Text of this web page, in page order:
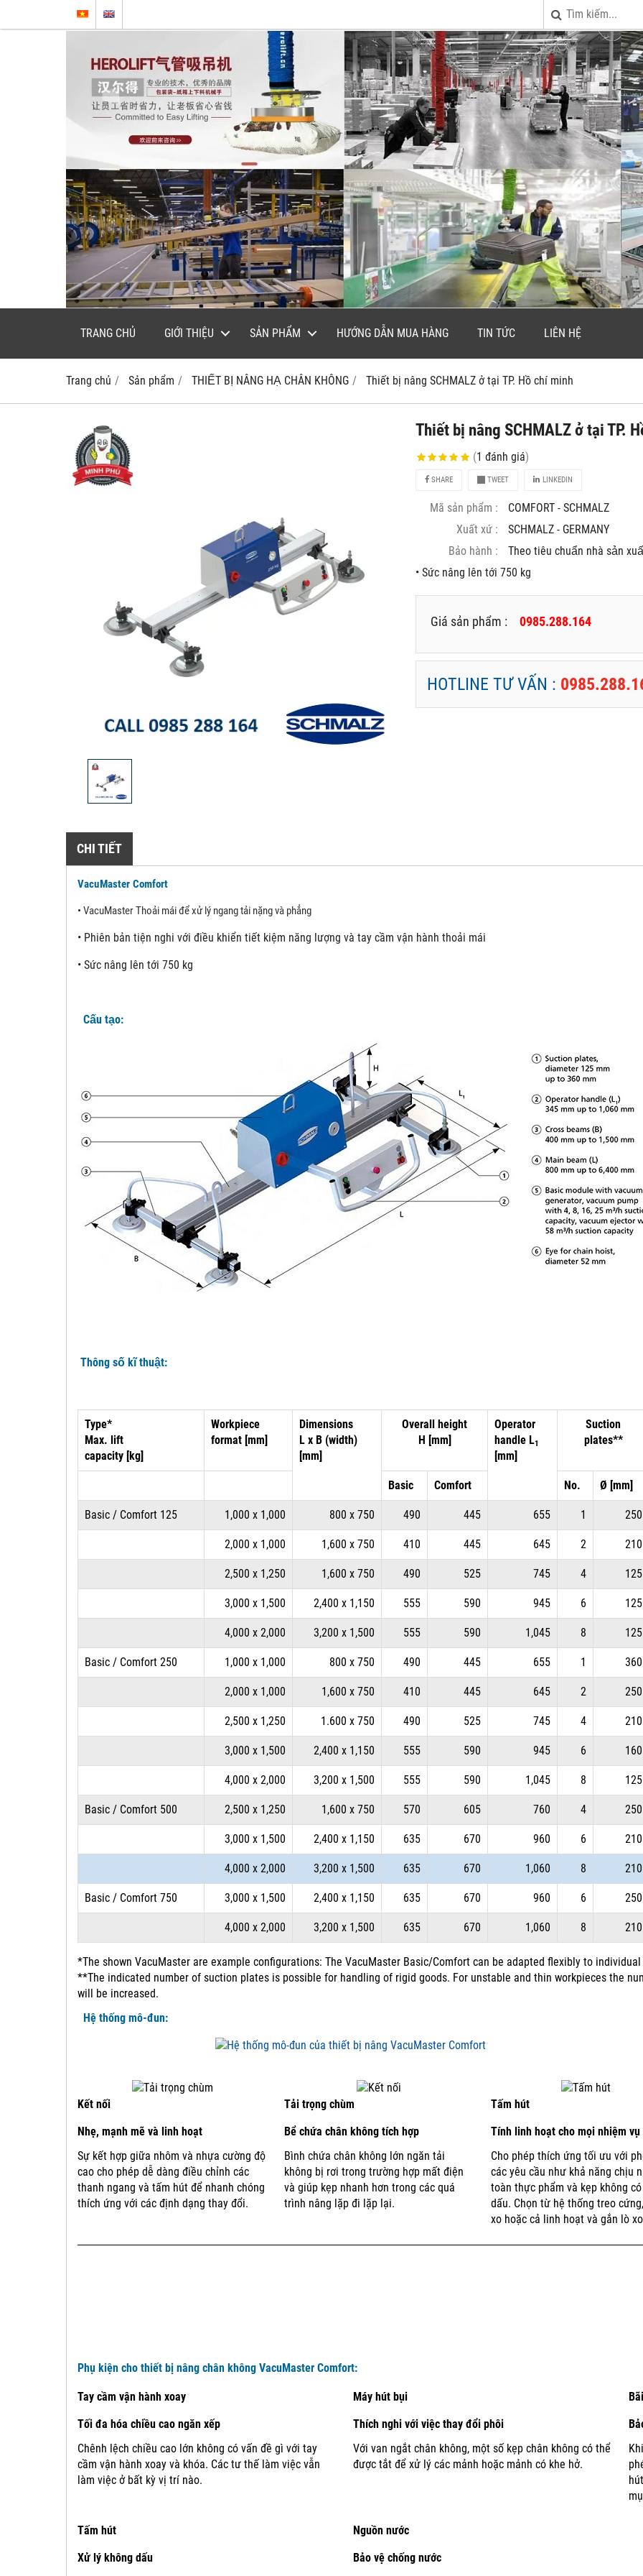
TRANG CHỦ GIỚI THIỆU SẢN PHẨM HƯỚNG DẪN MUA HÀNG TIN TỨC LIÊN HỆ
Trang chủ Sản phẩm THIẾT BỊ NÂNG HẠ CHÂN KHÔNG Thiết bị nâng SCHMALZ ở tại TP. Hồ chí minh
Thiết bị nâng SCHMALZ ở tại TP.
(1đánh giá)
SHARE TWEET LINKEDIN
Mã sản phẩm :
COMFORT - SCHMALZ
Xuất xứ :
SCHMALZ - GERMANY
Bảo hành :
Theo tiêu chuẩn nhà sản
• Sức nâng lên tới 750 kg
Giá sản phẩm : 0985.288.164
HOTLINE TƯ VẤN :
CHI TIẾT
VacuMaster Comfort
• VacuMaster Thoải mái để xử lý ngang tải nặng và phẳng
• Phiên bản tiện nghi với điều khiển tiết kiệm năng lượng và tay cầm vận hành thoải mái
• Sức nâng lên tới 750 kg
Cấu tạo:
Thông số kĩ thuật:
Type*
Max. lift
capacity [kg]
Workpiece
format [mm]
Dimensions
L x B (width)
[mm]
Overall height
H [mm]
Operator
handle L1
[mm]
Suction
plates**
Basic Comfort No. Ø [mm]
Basic / Comfort 125 1,000 x 1,000 800 x 750 490 445 655 1 250
2,000 x 1,000 1,600 x 750 410 445 645 2 210
2,500 x 1,250 1,600 x 750 490 525 745 4 125
3,000 x 1,500 2,400 x 1,150 555 590 945 6 125
4,000 x 2,000 3,200 x 1,500 555 590 1,045 8 125
Basic / Comfort 250 1,000 x 1,000 800 x 750 490 445 655 1 360
2,000 x 1,000 1,600 x 750 410 445 645 2 250
2,500 x 1,250 1.600 x 750 490 525 745 4 210
3,000 x 1,500 2,400 x 1,150 555 590 945 6 160
4,000 x 2,000 3,200 x 1,500 555 590 1,045 8 125
Basic / Comfort 500 2,500 x 1,250 1,600 x 750 570 605 760 4 250
3,000 x 1,500 2,400 x 1,150 635 670 960 6 210
4,000 x 2,000 3,200 x 1,500 635 670 1,060 8 210
Basic / Comfort 750 3,000 x 1,500 2,400 x 1,150 635 670 960 6 250
4,000 x 2,000 3,200 x 1,500 635 670 1,060 8 210
*The shown VacuMaster are example configurations: The VacuMaster Basic/Comfort can be adapted flexibly to
**The indicated number of suction plates is possible for handling of rigid goods. For unstable and thin workpieces the
will be increased.
Hệ thống mô-đun:
Kết nối
Nhẹ, mạnh mẽ và linh hoạt
Sự kết hợp giữa nhôm và nhựa cường độ
cao cho phép dễ dàng điều chỉnh các
thanh ngang và tấm hút để nhanh chóng
thích ứng với các định dạng thay đổi.
Tải trọng chùm
Bể chứa chân không tích hợp
Bình chứa chân không lớn ngăn tải
không bị rơi trong trường hợp mất điện
và giúp kẹp nhanh hơn trong các quá
trình nâng lặp đi lặp lại.
Tấm hút
Tính linh hoạt cho mọi nhiệm vụ
Cho phép thích ứng tối ưu với
các yêu cầu như khả năng chịu
toàn thực phẩm và kẹp không có
dấu. Chọn từ hệ thống treo
xo hoặc cả linh hoạt và gắn lò
Phụ kiện cho thiết bị nâng chân không VacuMaster Comfort:
Tay cầm vận hành xoay
Tối đa hóa chiều cao ngăn xếp
Chênh lệch chiều cao lớn không có vấn đề gì với tay
cầm vận hành xoay và khóa. Các tư thế làm việc vẫn
làm việc ở bất kỳ vị trí nào.
Máy hút bụi
Thích nghi với việc thay đổi phôi
Với van ngắt chân không, một số kẹp chân không có thể
được tắt để xử lý các mảnh hoặc mảnh có khe hở.
Tấm hút
Xử lý không dấu
Nguồn nước
Bảo vệ chống nước